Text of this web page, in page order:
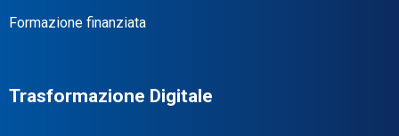
Formazione finanziata
Trasformazione Digitale